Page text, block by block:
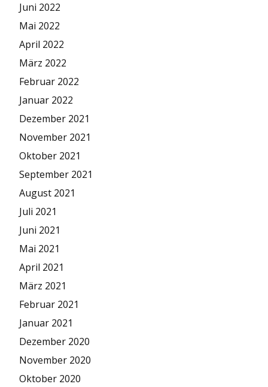
Juni 2022
Mai 2022
April 2022
März 2022
Februar 2022
Januar 2022
Dezember 2021
November 2021
Oktober 2021
September 2021
August 2021
Juli 2021
Juni 2021
Mai 2021
April 2021
März 2021
Februar 2021
Januar 2021
Dezember 2020
November 2020
Oktober 2020